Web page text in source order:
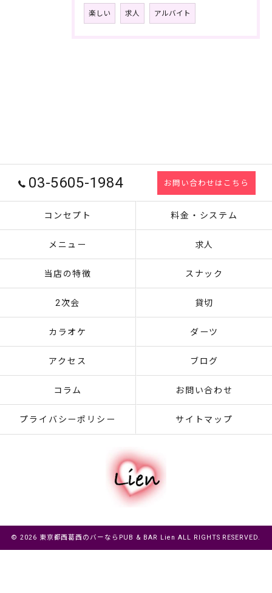
楽しい 求人 アルバイト
03-5605-1984 お問い合わせはこちら
コンセプト 料金・システム
メニュー 求人
当店の特徴 スナック
2次会 貸切
カラオケ ダーツ
アクセス ブログ
コラム お問い合わせ
プライバシーポリシー サイトマップ
© 2026 東京都西葛西のバーならPUB & BAR Lien ALL RIGHTS RESERVED.